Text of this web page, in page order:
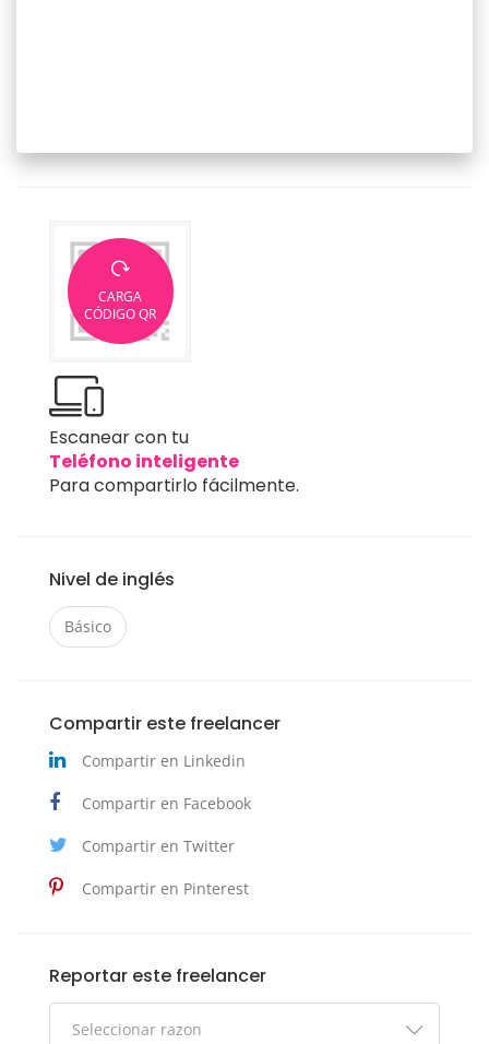
CARGA
CÓDIGO QR
Escanear con tu
Teléfono inteligente
Para compartirlo fácilmente.
Nivel de inglés
Básico
Compartir este freelancer
Compartir en Linkedin
Compartir en Facebook
Compartir en Twitter
Compartir en Pinterest
Reportar este freelancer